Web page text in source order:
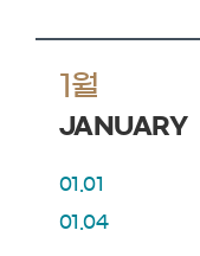
1월
JANUARY
01.01
01.04